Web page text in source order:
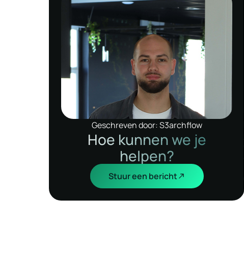
Geschreven door: S3archflow
Hoe kunnen we je
helpen?
Stuur een bericht